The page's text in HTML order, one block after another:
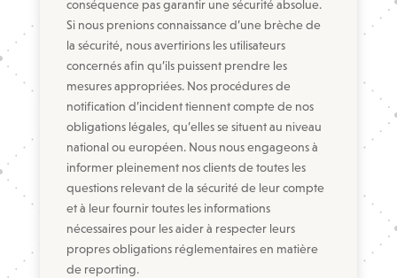
conséquence pas garantir une sécurité absolue.
Si nous prenions connaissance d’une brèche de
la sécurité, nous avertirions les utilisateurs
concernés afin qu’ils puissent prendre les
mesures appropriées. Nos procédures de
notification d’incident tiennent compte de nos
obligations légales, qu’elles se situent au niveau
national ou européen. Nous nous engageons à
informer pleinement nos clients de toutes les
questions relevant de la sécurité de leur compte
et à leur fournir toutes les informations
nécessaires pour les aider à respecter leurs
propres obligations réglementaires en matière
de reporting.